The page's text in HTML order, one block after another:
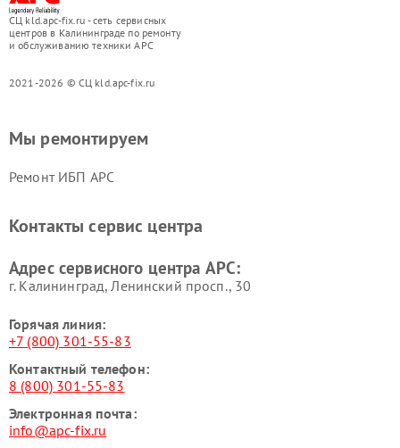
СЦ kld.apc-fix.ru - сеть сервисных
центров в Калининграде по ремонту
и обслуживанию техники APC
2021-2026 © СЦ kld.apc-fix.ru
Мы ремонтируем
Ремонт ИБП APC
Контакты сервис центра
Адрес сервисного центра APC:
г. Калининград, Ленинский просп., 30
Горячая линия:
+7 (800) 301-55-83
Контактный телефон:
8 (800) 301-55-83
Электронная почта:
info@apc-fix.ru